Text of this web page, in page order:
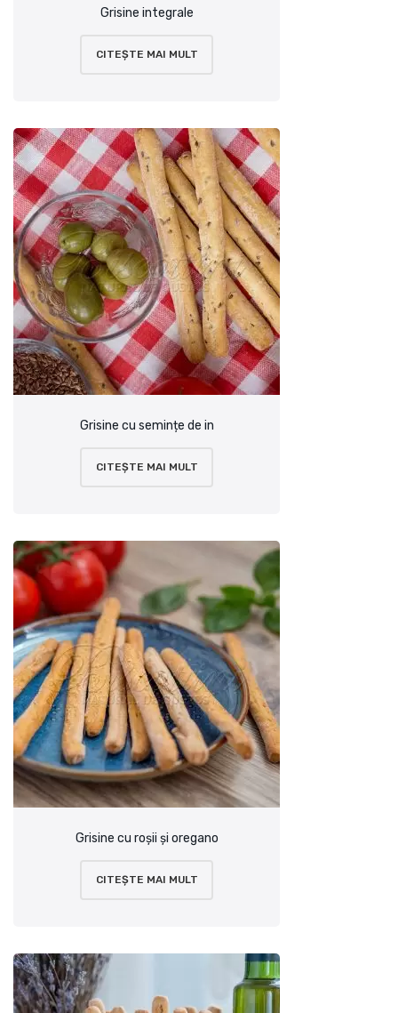
Grisine integrale
CITEȘTE MAI MULT
Grisine cu semințe de in
CITEȘTE MAI MULT
Grisine cu roșii și oregano
CITEȘTE MAI MULT